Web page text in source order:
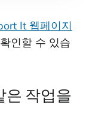
It 웹페이지
인할 수 있습
은 작업을